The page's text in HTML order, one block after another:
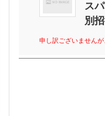
ス
別
申し訳ございませんが